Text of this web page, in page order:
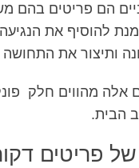
הם פריטים בהם
להוסיף את
ותיצור את
מהווים חלק
הבית.
פריטים